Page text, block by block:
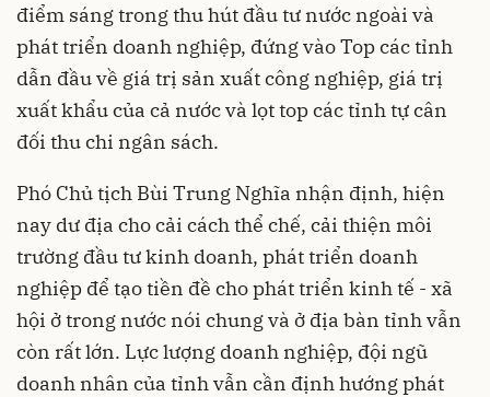
điểm sáng trong thu hút đầu tư nước ngoài và
phát triển doanh nghiệp, đứng vào Top các tỉnh
dẫn đầu về giá trị sản xuất công nghiệp, giá trị
xuất khẩu của cả nước và lọt top các tỉnh tự cân
đối thu chi ngân sách.
Phó Chủ tịch Bùi Trung Nghĩa nhận định, hiện
nay dư địa cho cải cách thể chế, cải thiện môi
trường đầu tư kinh doanh, phát triển doanh
nghiệp để tạo tiền đề cho phát triển kinh tế - xã
hội ở trong nước nói chung và ở địa bàn tỉnh vẫn
còn rất lớn. Lực lượng doanh nghiệp, đội ngũ
doanh nhân của tỉnh vẫn cần định hướng phát